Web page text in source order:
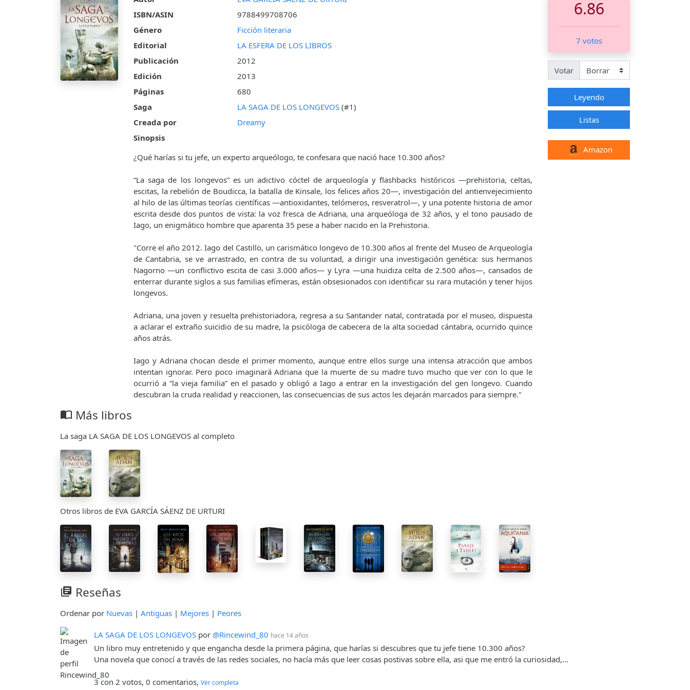
ISBN/ASIN
9788499708706
Género
Ficción literaria
Editorial
LA ESFERA DE LOS LIBROS
Publicación
2012
Edición
2013
Páginas
680
Saga
LA SAGA DE LOS LONGEVOS (#1)
Creada por
Dreamy
Sinopsis
¿Qué harías si tu jefe, un experto arqueólogo, te confesara que nació hace 10.300 años?
“La saga de los longevos” es un adictivo cóctel de arqueología y flashbacks históricos —prehistoria, celtas,
escitas, la rebelión de Boudicca, la batalla de Kinsale, los felices años 20—, investigación del antienvejecimiento
al hilo de las últimas teorías científicas —antioxidantes, telómeros, resveratrol—, y una potente historia de amor
escrita desde dos puntos de vista: la voz fresca de Adriana, una arqueóloga de 32 años, y el tono pausado de
Iago, un enigmático hombre que aparenta 35 pese a haber nacido en la Prehistoria.
"Corre el año 2012. Iago del Castillo, un carismático longevo de 10.300 años al frente del Museo de Arqueología
de Cantabria, se ve arrastrado, en contra de su voluntad, a dirigir una investigación genética: sus hermanos
Nagorno —un conflictivo escita de casi 3.000 años— y Lyra —una huidiza celta de 2.500 años—, cansados de
enterrar durante siglos a sus familias efímeras, están obsesionados con identificar su rara mutación y tener hijos
longevos.
Adriana, una joven y resuelta prehistoriadora, regresa a su Santander natal, contratada por el museo, dispuesta
a aclarar el extraño suicidio de su madre, la psicóloga de cabecera de la alta sociedad cántabra, ocurrido quince
años atrás.
Iago y Adriana chocan desde el primer momento, aunque entre ellos surge una intensa atracción que ambos
intentan ignorar. Pero poco imaginará Adriana que la muerte de su madre tuvo mucho que ver con lo que le
ocurrió a “la vieja familia” en el pasado y obligó a Iago a entrar en la investigación del gen longevo. Cuando
descubran la cruda realidad y reaccionen, las consecuencias de sus actos les dejarán marcados para siempre."
6.86
7 votos
Votar
Leyendo
Listas
Amazon
import_contacts Más libros
La saga LA SAGA DE LOS LONGEVOS al completo
Otros libros de EVA GARCÍA SÁENZ DE URTURI
library_books Reseñas
Ordenar por Nuevas | Antiguas | Mejores | Peores
LA SAGA DE LOS LONGEVOS por @Rincewind_80 hace 14 años
Un libro muy entretenido y que engancha desde la primera página, que harías si descubres que tu jefe tiene 10.300 años?
Una novela que conocí a través de las redes sociales, no hacía más que leer cosas postivas sobre ella, asi que me entró la curiosidad,...
3 con 2 votos, 0 comentarios, Ver completa